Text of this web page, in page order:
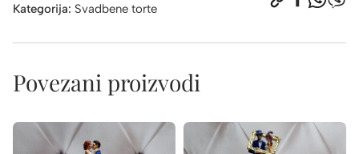
Kategorija: Svadbene torte
Povezani proizvodi